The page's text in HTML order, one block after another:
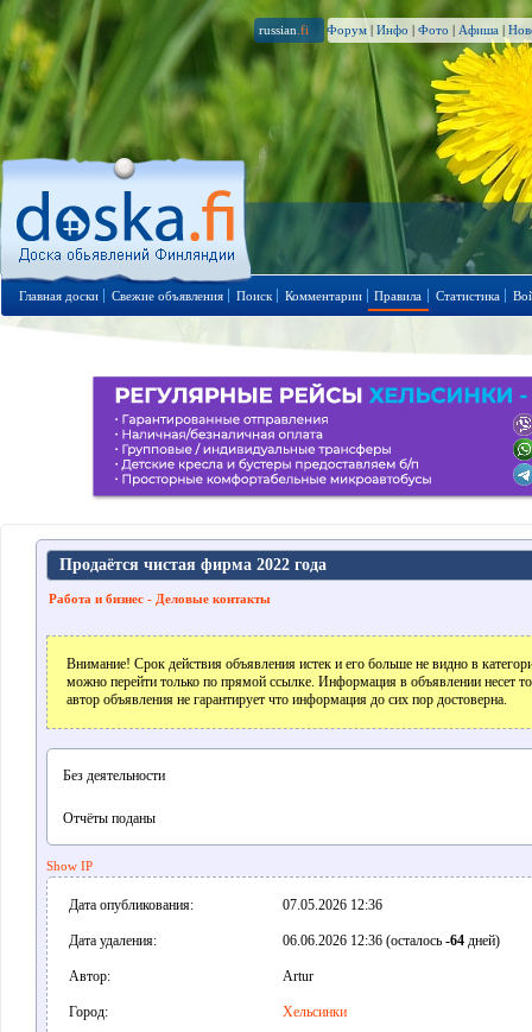
russian .fi Форум | Инфо | Фото | Афиша |
Главная доски Свежие объявления Поиск Комментарии Правила Статистика
Продаётся чистая фирма 2022 года
Работа и бизнес - Деловые контакты
Внимание! Срок действия объявления истек и его больше не видно в
можно перейти только по прямой ссылке. Информация в объявлении несет
автор объявления не гарантирует что информация до сих пор достоверна.
Без деятельности
Отчёты поданы
Show IP
Дата опубликования: 07.05.2026 12:36
Дата удаления: 06.06.2026 12:36 (осталось -64дней)
Автор: Artur
Город: Хельсинки